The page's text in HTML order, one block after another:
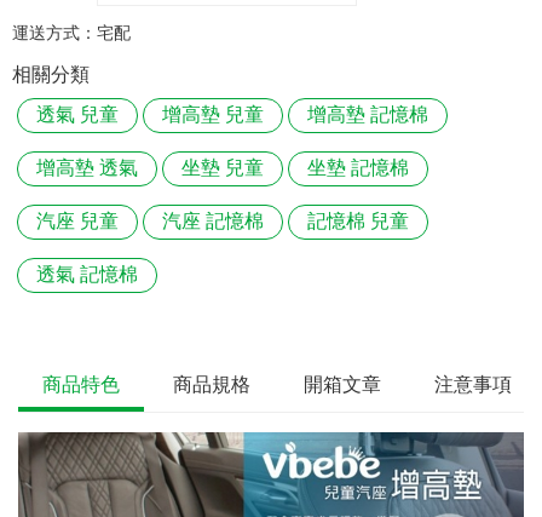
運送方式： 宅配
相關分類
透氣 兒童
增高墊 兒童 增高墊 記憶棉
增高墊 透氣 坐墊 兒童 坐墊 記憶棉
汽座 兒童 汽座 記憶棉 記憶棉 兒童
透氣 記憶棉
商品特色 商品規格 開箱文章 注意事項